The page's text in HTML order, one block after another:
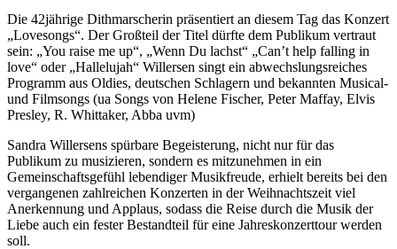
Die 42jährige Dithmarscherin präsentiert an diesem Tag das Konzert
„Lovesongs“. Der Großteil der Titel dürfte dem Publikum vertraut
sein: „You raise me up“, „Wenn Du lachst“ „Can’t help falling in
love“ oder „Hallelujah“ Willersen singt ein abwechslungsreiches
Programm aus Oldies, deutschen Schlagern und bekannten Musical-
und Filmsongs (ua Songs von Helene Fischer, Peter Maffay, Elvis
Presley, R. Whittaker, Abba uvm)
Sandra Willersens spürbare Begeisterung, nicht nur für das
Publikum zu musizieren, sondern es mitzunehmen in ein
Gemeinschaftsgefühl lebendiger Musikfreude, erhielt bereits bei den
vergangenen zahlreichen Konzerten in der Weihnachtszeit viel
Anerkennung und Applaus, sodass die Reise durch die Musik der
Liebe auch ein fester Bestandteil für eine Jahreskonzerttour werden
soll.